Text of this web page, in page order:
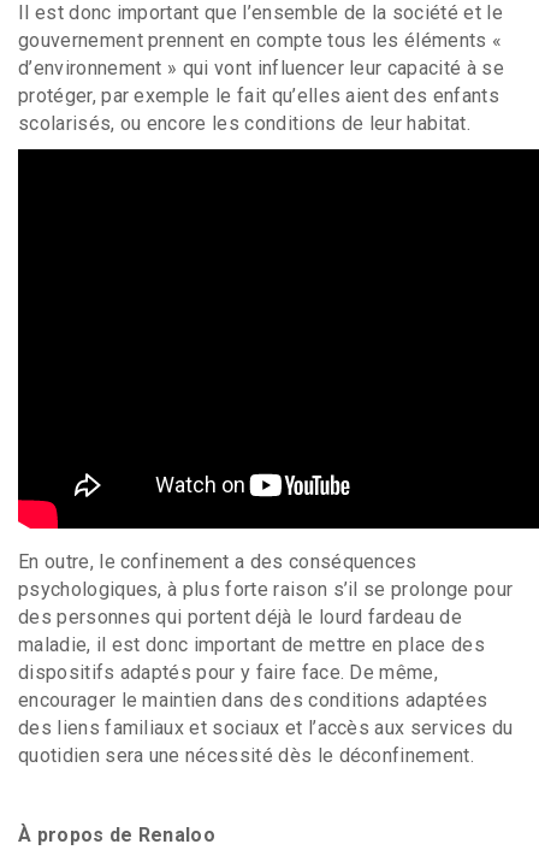
Il est donc important que l’ensemble de la société et le
gouvernement prennent en compte tous les éléments «
d’environnement » qui vont influencer leur capacité à se
protéger, par exemple le fait qu’elles aient des enfants
scolarisés, ou encore les conditions de leur habitat.
En outre, le confinement a des conséquences
psychologiques, à plus forte raison s’il se prolonge pour
des personnes qui portent déjà le lourd fardeau de
maladie, il est donc important de mettre en place des
dispositifs adaptés pour y faire face. De même,
encourager le maintien dans des conditions adaptées
des liens familiaux et sociaux et l’accès aux services du
quotidien sera une nécessité dès le déconfinement.
À propos de Renaloo